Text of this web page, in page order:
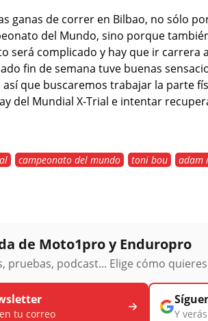
ganas de correr en Bilbao, no sólo
del Mundo, sino porque
será complicado y hay que ir
fin de semana tuve buenas
que buscaremos trabajar la parte
del Mundial X-Trial e intentar
campeonato del mundo toni bou adam
de Moto1pro y Enduropro
pruebas, podcast... Elige cómo
tu correo Y